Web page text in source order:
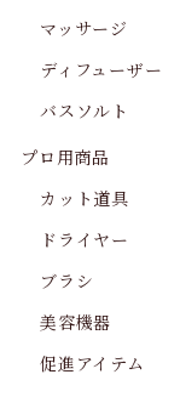
マッサージ
ディフューザー
バスソルト
プロ用商品
カット道具
ドライヤー
ブラシ
美容機器
促進アイテム